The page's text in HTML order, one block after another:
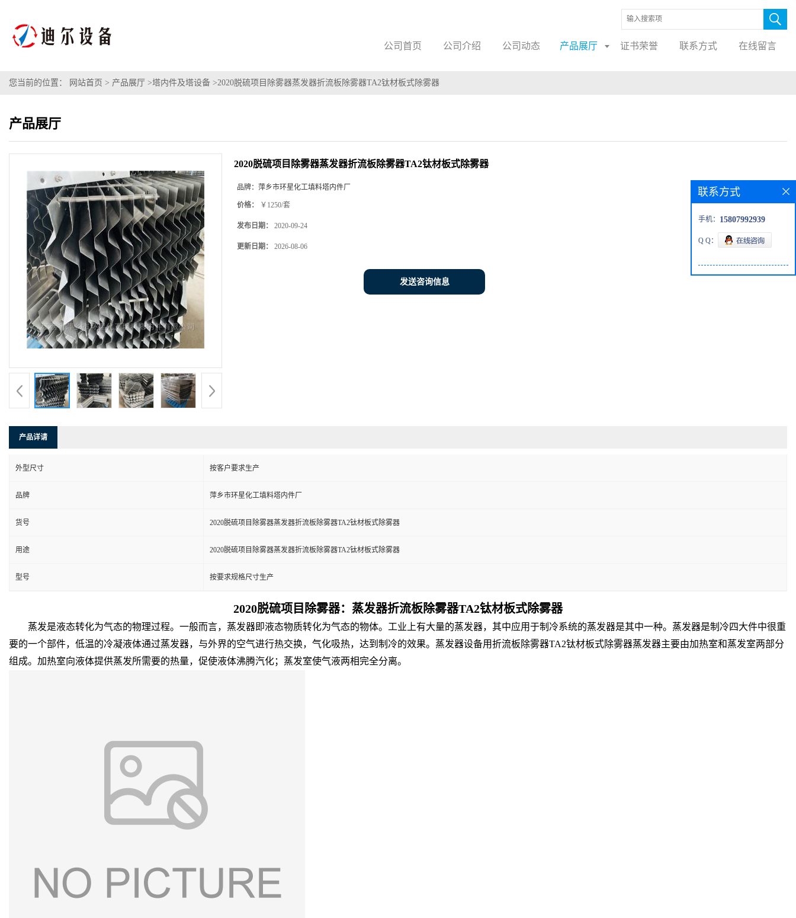
公司首页 公司介绍 公司动态 产品展厅 证书荣誉 联系方式 在线留言
您当前的位置： 网站首页 > 产品展厅 >塔内件及塔设备 >2020脱硫项目除雾器蒸发器折流板除雾器TA2钛材板式除雾器
产品展厅
2020脱硫项目除雾器蒸发器折流板除雾器TA2钛材板式除雾器
品牌： 萍乡市环星化工填料塔内件厂
价格： ￥1250/套
发布日期： 2020-09-24
更新日期： 2026-08-06
发送咨询信息
产品详请
外型尺寸 按客户要求生产
品牌 萍乡市环星化工填料塔内件厂
货号 2020脱硫项目除雾器蒸发器折流板除雾器TA2钛材板式除雾器
用途 2020脱硫项目除雾器蒸发器折流板除雾器TA2钛材板式除雾器
型号 按要求规格尺寸生产
2020脱硫项目除雾器：蒸发器折流板除雾器TA2钛材板式除雾器
蒸发是液态转化为气态的物理过程。一般而言，蒸发器即液态物质转化为气态的物体。工业上有大量的蒸发器，其中应用于制冷系统的蒸发器是其中一种。蒸发器是制冷四大件中很重
要的一个部件，低温的冷凝液体通过蒸发器，与外界的空气进行热交换，气化吸热，达到制冷的效果。蒸发器设备用折流板除雾器TA2钛材板式除雾器蒸发器主要由加热室和蒸发室两部分
组成。加热室向液体提供蒸发所需要的热量，促使液体沸腾汽化；蒸发室使气液两相完全分离。
联系方式
手机： 15807992939
Q Q：